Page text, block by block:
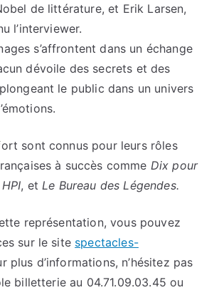
de littérature, et Erik Larsen,
l’interviewer.
s’affrontent dans un échange
dévoile des secrets et des
le public dans un univers
sont connus pour leurs rôles
à succès comme Dix pour
, et Le Bureau des Légendes.
représentation, vous pouvez
sur le site spectacles-
plus d’informations, n’hésitez pas
billetterie au 04.71.09.03.45 ou